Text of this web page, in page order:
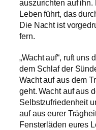
auszurichten auf ihn.
Leben führt, das
Die Nacht ist
fern.
„Wacht auf“, ruft uns
dem Schlaf der
Wacht auf aus dem
geht. Wacht auf aus
Selbstzufriedenheit
auf aus eurer
Fensterläden eures